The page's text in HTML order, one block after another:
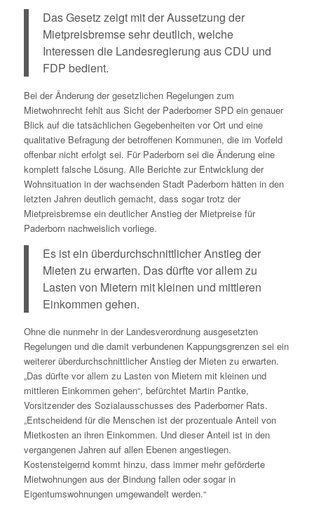
Das Gesetz zeigt mit der Aussetzung der
Mietpreisbremse sehr deutlich, welche
Interessen die Landesregierung aus CDU und
FDP bedient.
Bei der Änderung der gesetzlichen Regelungen zum
Mietwohnrecht fehlt aus Sicht der Paderborner SPD ein genauer
Blick auf die tatsächlichen Gegebenheiten vor Ort und eine
qualitative Befragung der betroffenen Kommunen, die im Vorfeld
offenbar nicht erfolgt sei. Für Paderborn sei die Änderung eine
komplett falsche Lösung. Alle Berichte zur Entwicklung der
Wohnsituation in der wachsenden Stadt Paderborn hätten in den
letzten Jahren deutlich gemacht, dass sogar trotz der
Mietpreisbremse ein deutlicher Anstieg der Mietpreise für
Paderborn nachweislich vorliege.
Es ist ein überdurchschnittlicher Anstieg der
Mieten zu erwarten. Das dürfte vor allem zu
Lasten von Mietern mit kleinen und mittleren
Einkommen gehen.
Ohne die nunmehr in der Landesverordnung ausgesetzten
Regelungen und die damit verbundenen Kappungsgrenzen sei ein
weiterer überdurchschnittlicher Anstieg der Mieten zu erwarten.
„Das dürfte vor allem zu Lasten von Mietern mit kleinen und
mittleren Einkommen gehen“, befürchtet Martin Pantke,
Vorsitzender des Sozialausschusses des Paderborner Rats.
„Entscheidend für die Menschen ist der prozentuale Anteil von
Mietkosten an ihren Einkommen. Und dieser Anteil ist in den
vergangenen Jahren auf allen Ebenen angestiegen.
Kostensteigernd kommt hinzu, dass immer mehr geförderte
Mietwohnungen aus der Bindung fallen oder sogar in
Eigentumswohnungen umgewandelt werden.“